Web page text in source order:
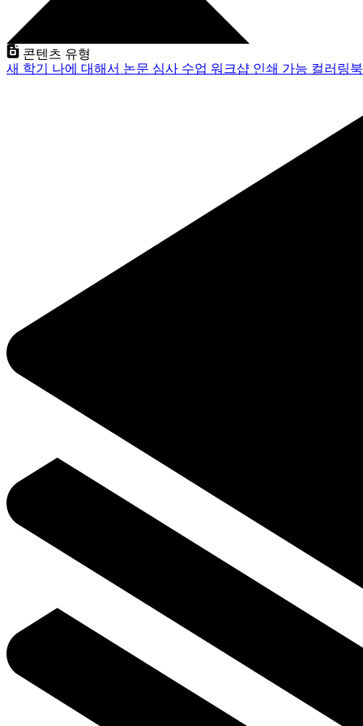
콘텐츠 유형
새 학기 나에 대해서 논문 심사 수업 워크샵 인쇄 가능 컬러링북